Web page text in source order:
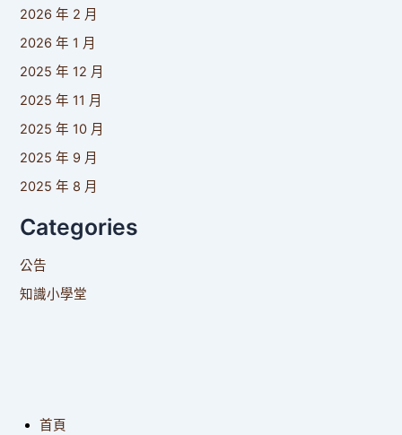
2026 年 2 月
2026 年 1 月
2025 年 12 月
2025 年 11 月
2025 年 10 月
2025 年 9 月
2025 年 8 月
Categories
公告
知識小學堂
首頁